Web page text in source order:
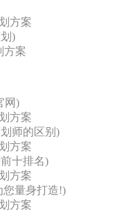
方案
)
方案
网)
方案
师的区别)
方案
十排名)
方案
您量身打造!)
方案